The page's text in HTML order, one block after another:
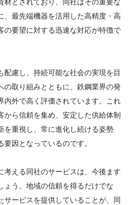
材とされており、同社はその重要な
、最先端機器を活用した高精度・高
の要望に対する迅速な対応が特徴で
配慮し、持続可能な社会の実現を目
の取り組みとともに、鉄鋼業界の発
内外で高く評価されています。これ
から信頼を集め、安定した供給体制
を重視し、常に進化し続ける姿勢
因となっているのです。
考える同社のサービスは、今後ます
ょう。地域の信頼を得るだけでな
サービスを提供していることが、同